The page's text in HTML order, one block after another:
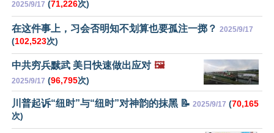
2025/9/17 (71,226次)
在这件事上，习会否明知不划算也要孤注一掷？ 2025/9/17
(102,523次)
中共穷兵黩武 美日快速做出应对 🖼️
2025/9/17 (96,795次)
川普起诉“纽时”与“纽时”对神韵的抹黑 📝 2025/9/17 (70,165
次)